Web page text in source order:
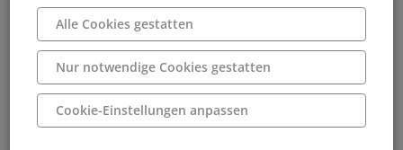
Alle Cookies gestatten
Nur notwendige Cookies gestatten
Cookie-Einstellungen anpassen